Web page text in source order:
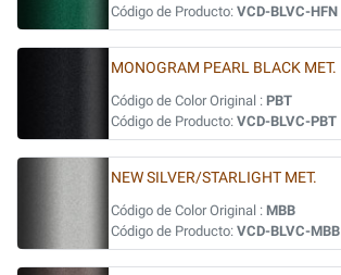
Código de Producto: VCD-BLVC-HFN
MONOGRAM PEARL BLACK MET.
Código de Color Original : PBT
Código de Producto: VCD-BLVC-PBT
NEW SILVER/STARLIGHT MET.
Código de Color Original : MBB
Código de Producto: VCD-BLVC-MBB